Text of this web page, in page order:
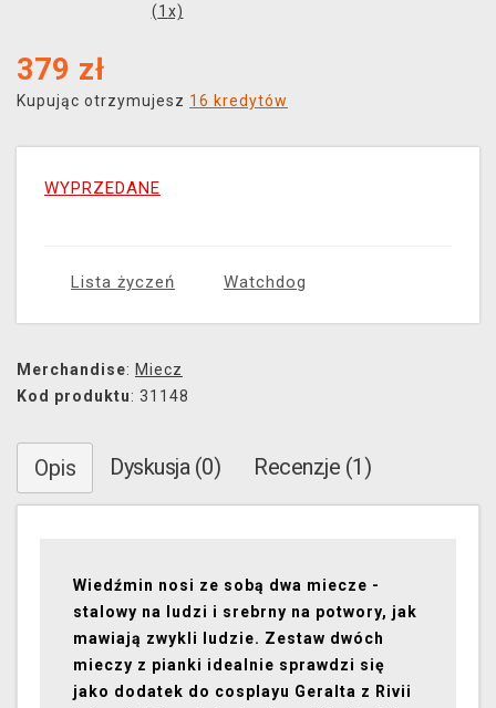
(1 x)
379 zł
Kupując otrzymujesz 16 kredytów
WYPRZEDANE
Lista życzeń Watchdog
Merchandise: Miecz
Kod produktu: 31148
Opis Dyskusja (0) Recenzje (1)
Wiedźmin nosi ze sobą dwa miecze -
stalowy na ludzi i srebrny na potwory, jak
mawiają zwykli ludzie. Zestaw dwóch
mieczy z pianki idealnie sprawdzi się
jako dodatek do cosplayu Geralta z Rivii